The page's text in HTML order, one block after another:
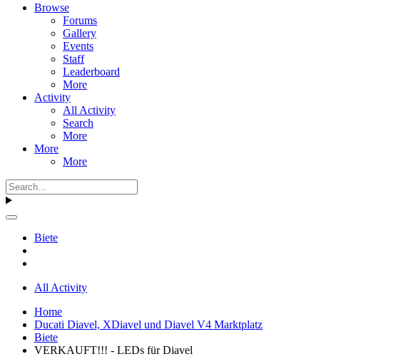
Browse
Forums
Gallery
Events
Staff
Leaderboard
More
Activity
All Activity
Search
More
More
More
Biete
All Activity
Home
Ducati Diavel, XDiavel und Diavel V4 Marktplatz
Biete
VERKAUFT!!! - LEDs für Diavel